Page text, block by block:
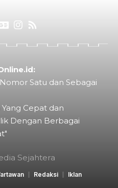
Satu dan Sebagai
Cepat dan
Dengan Berbagai
Sejahtera
Redaksi Iklan